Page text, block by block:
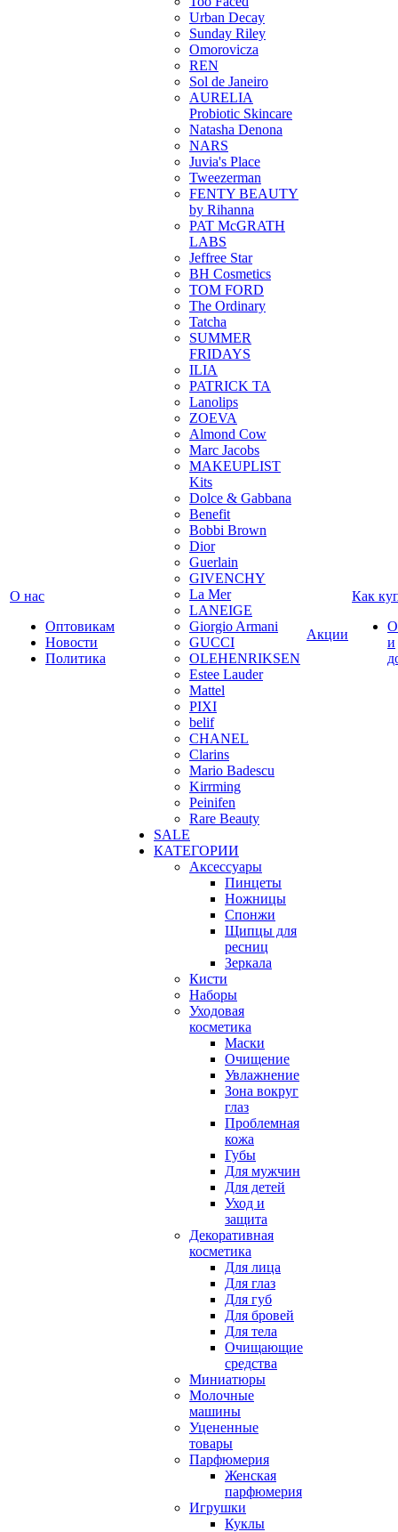
О нас
Оптовикам
Новости
Политика
Urban Decay
Sunday Riley
Omorovicza
REN
Sol de Janeiro
AURELIA
Probiotic Skincare
Natasha Denona
NARS
Juvia's Place
Tweezerman
FENTY BEAUTY
by Rihanna
PAT McGRATH
LABS
Jeffree Star
BH Cosmetics
TOM FORD
The Ordinary
Tatcha
SUMMER
FRIDAYS
ILIA
PATRICK TA
Lanolips
ZOEVA
Almond Cow
Marc Jacobs
MAKEUPLIST
Kits
Dolce & Gabbana
Benefit
Bobbi Brown
Dior
Guerlain
GIVENCHY
La Mer
LANEIGE
Giorgio Armani
GUCCI
OLEHENRIKSEN
Estee Lauder
Mattel
PIXI
belif
CHANEL
Clarins
Mario Badescu
Kirrming
Peinifen
Rare Beauty
SALE
КАТЕГОРИИ
Аксессуары
Пинцеты
Ножницы
Спонжи
Щипцы для
ресниц
Зеркала
Кисти
Наборы
Уходовая
косметика
Маски
Очищение
Увлажнение
Зона вокруг
глаз
Проблемная
кожа
Губы
Для мужчин
Для детей
Уход и
защита
Декоративная
косметика
Для лица
Для глаз
Для губ
Для бровей
Для тела
Очищающие
средства
Миниатюры
Молочные
машины
Уцененные
товары
Парфюмерия
Женская
парфюмерия
Игрушки
Куклы
Акции
Как
и